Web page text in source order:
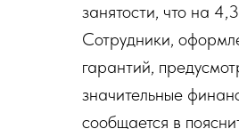
занятости, что на
Сотрудники,
гарантий,
значительные
сообщается в